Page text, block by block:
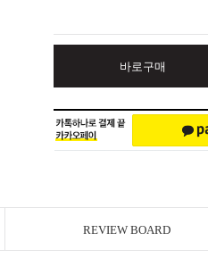
바로구매
REVIEW BOARD